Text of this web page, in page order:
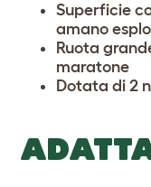
Superficie
amano
Ruota
maratone
Dotata di 2